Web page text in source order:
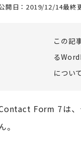
開日：2019/12/14最終
この記
る
につい
Form 7は、
。